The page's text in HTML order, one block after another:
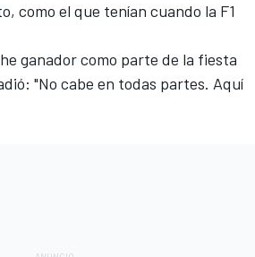
como el que tenían cuando la F1
ganador como parte de la fiesta
"No cabe en todas partes. Aquí